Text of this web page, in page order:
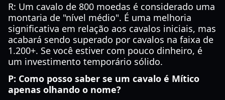
R: Um cavalo de 800 moedas é considerado uma
montaria de "nível médio". É uma melhoria
significativa em relação aos cavalos iniciais, mas
acabará sendo superado por cavalos na faixa de
1.200+. Se você estiver com pouco dinheiro, é
um investimento temporário sólido.
P: Como posso saber se um cavalo é Mítico
apenas olhando o nome?